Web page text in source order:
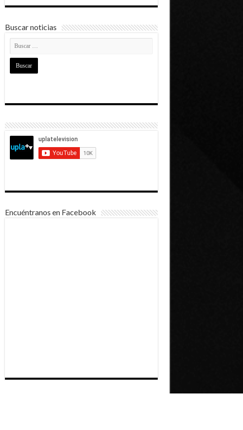
Buscar noticias
Encuéntranos en Facebook